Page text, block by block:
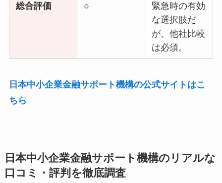
総合評価 ○
緊急時の有効
な選択肢だ
が、他社比較
は必須。
日本中小企業金融サポート機構の公式サイトはこ
ちら
日本中小企業金融サポート機構のリアルな
口コミ・評判を徹底調査